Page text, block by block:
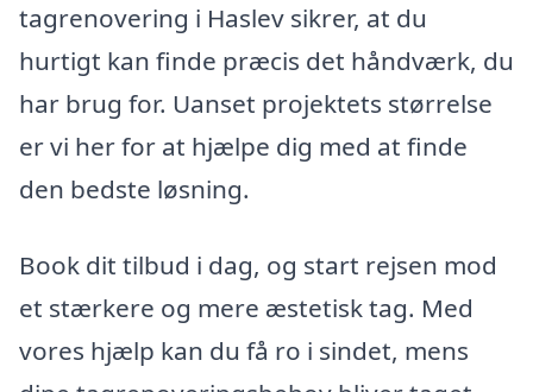
tagrenovering i Haslev sikrer, at du
hurtigt kan finde præcis det håndværk, du
har brug for. Uanset projektets størrelse
er vi her for at hjælpe dig med at finde
den bedste løsning.
Book dit tilbud i dag, og start rejsen mod
et stærkere og mere æstetisk tag. Med
vores hjælp kan du få ro i sindet, mens